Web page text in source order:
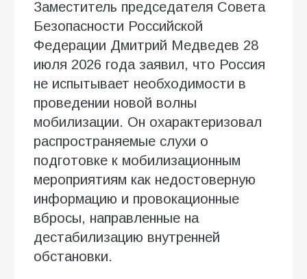
Заместитель председателя Совета
Безопасности Российской
Федерации Дмитрий Медведев 28
июля 2026 года заявил, что Россия
не испытывает необходимости в
проведении новой волны
мобилизации. Он охарактеризовал
распространяемые слухи о
подготовке к мобилизационным
мероприятиям как недостоверную
информацию и провокационные
вбросы, направленные на
дестабилизацию внутренней
обстановки.